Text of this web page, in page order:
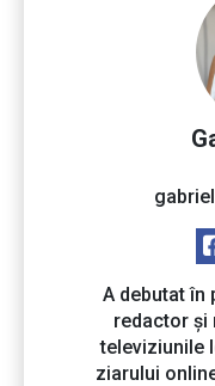
A debutat în
redactor și
televiziunile
ziarului